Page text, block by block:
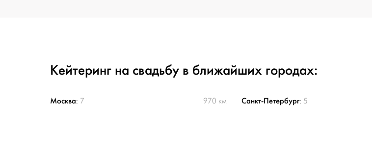
Кейтеринг на свадьбу в ближайших городах:
Москва: 7 970 км Санкт-Петербург: 5